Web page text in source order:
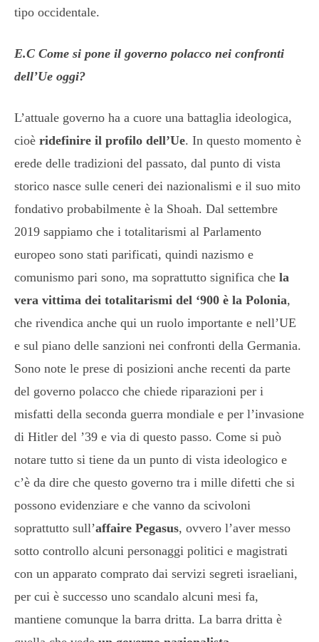
tipo occidentale.
E.C Come si pone il governo polacco nei confronti
dell’Ue oggi?
L’attuale governo ha a cuore una battaglia ideologica,
cioè ridefinire il profilo dell’Ue. In questo momento è
erede delle tradizioni del passato, dal punto di vista
storico nasce sulle ceneri dei nazionalismi e il suo mito
fondativo probabilmente è la Shoah. Dal settembre
2019 sappiamo che i totalitarismi al Parlamento
europeo sono stati parificati, quindi nazismo e
comunismo pari sono, ma soprattutto significa che la
vera vittima dei totalitarismi del ‘900 è la Polonia,
che rivendica anche qui un ruolo importante e nell’UE
e sul piano delle sanzioni nei confronti della Germania.
Sono note le prese di posizioni anche recenti da parte
del governo polacco che chiede riparazioni per i
misfatti della seconda guerra mondiale e per l’invasione
di Hitler del ’39 e via di questo passo. Come si può
notare tutto si tiene da un punto di vista ideologico e
c’è da dire che questo governo tra i mille difetti che si
possono evidenziare e che vanno da scivoloni
soprattutto sull’affaire Pegasus, ovvero l’aver messo
sotto controllo alcuni personaggi politici e magistrati
con un apparato comprato dai servizi segreti israeliani,
per cui è successo uno scandalo alcuni mesi fa,
mantiene comunque la barra dritta. La barra dritta è